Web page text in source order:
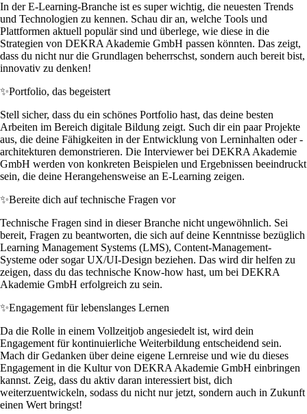
In der E-Learning-Branche ist es super wichtig, die neuesten Trends
und Technologien zu kennen. Schau dir an, welche Tools und
Plattformen aktuell populär sind und überlege, wie diese in die
Strategien von DEKRA Akademie GmbH passen könnten. Das zeigt,
dass du nicht nur die Grundlagen beherrschst, sondern auch bereit bist,
innovativ zu denken!
✨Portfolio, das begeistert
Stell sicher, dass du ein schönes Portfolio hast, das deine besten
Arbeiten im Bereich digitale Bildung zeigt. Such dir ein paar Projekte
aus, die deine Fähigkeiten in der Entwicklung von Lerninhalten oder -
architekturen demonstrieren. Die Interviewer bei DEKRA Akademie
GmbH werden von konkreten Beispielen und Ergebnissen beeindruckt
sein, die deine Herangehensweise an E-Learning zeigen.
✨Bereite dich auf technische Fragen vor
Technische Fragen sind in dieser Branche nicht ungewöhnlich. Sei
bereit, Fragen zu beantworten, die sich auf deine Kenntnisse bezüglich
Learning Management Systems (LMS), Content-Management-
Systeme oder sogar UX/UI-Design beziehen. Das wird dir helfen zu
zeigen, dass du das technische Know-how hast, um bei DEKRA
Akademie GmbH erfolgreich zu sein.
✨Engagement für lebenslanges Lernen
Da die Rolle in einem Vollzeitjob angesiedelt ist, wird dein
Engagement für kontinuierliche Weiterbildung entscheidend sein.
Mach dir Gedanken über deine eigene Lernreise und wie du dieses
Engagement in die Kultur von DEKRA Akademie GmbH einbringen
kannst. Zeig, dass du aktiv daran interessiert bist, dich
weiterzuentwickeln, sodass du nicht nur jetzt, sondern auch in Zukunft
einen Wert bringst!